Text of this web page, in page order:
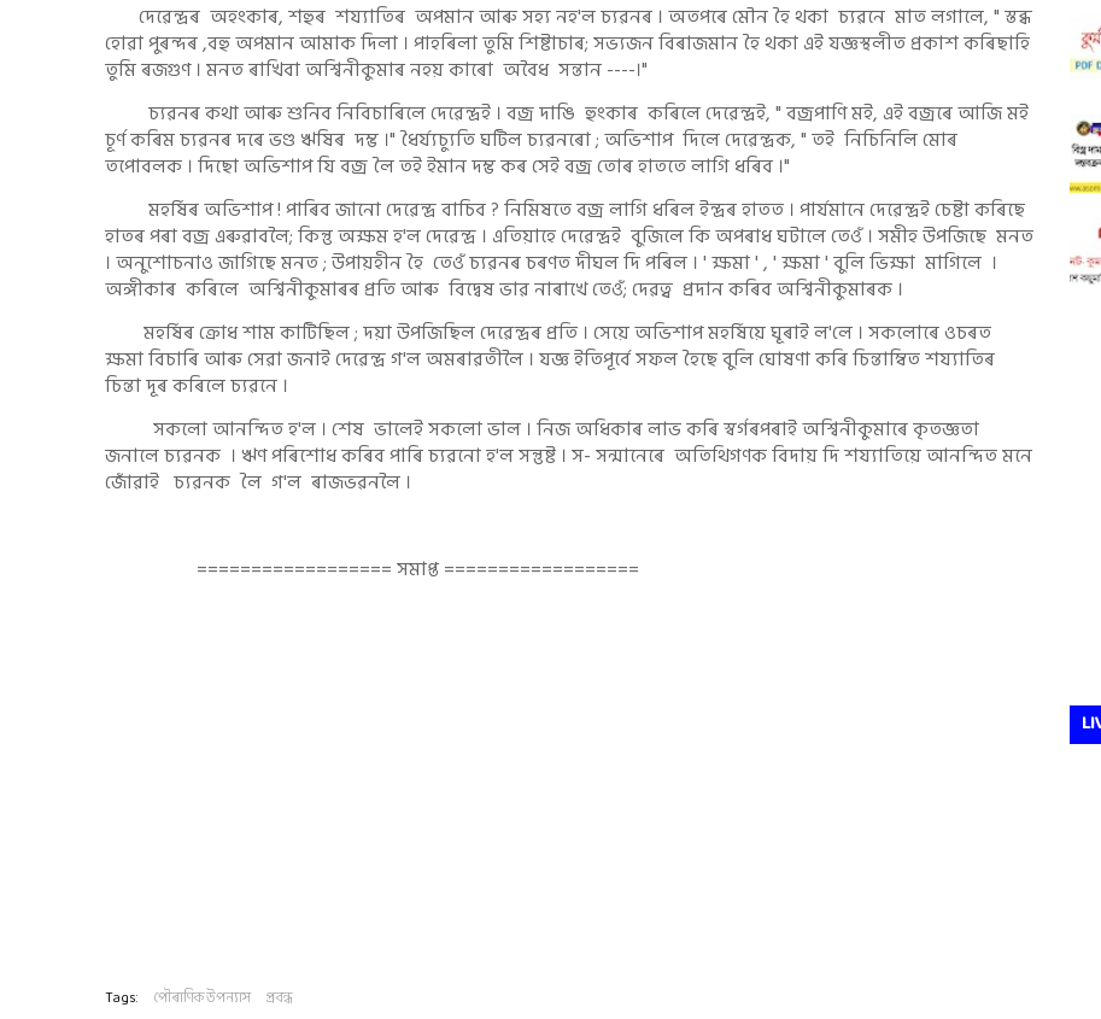
দেৱেন্দ্ৰৰ অহংকাৰ, শহুৰ শয্যাতিৰ অপমান আৰু সহ্য নহ'ল চ্যৱনৰ । অতপৰে মৌন হৈ থকা চ্যৱনে মাত লগালে, " স্তব্ধ
হোৱা পুৰন্দৰ ,বহু অপমান আমাক দিলা । পাহৰিলা তুমি শিষ্টাচাৰ; সভ্যজন বিৰাজমান হৈ থকা এই যজ্ঞস্থলীত প্ৰকাশ কৰিছাহি
তুমি ৰজগুণ । মনত ৰাখিবা অশ্বিনীকুমাৰ নহয় কাৰো অবৈধ সন্তান ----।"
চ্যৱনৰ কথা আৰু শুনিব নিবিচাৰিলে দেৱেন্দ্ৰই । বজ্ৰ দাঙি হুংকাৰ কৰিলে দেৱেন্দ্ৰই, " বজ্ৰপাণি মই, এই বজ্ৰৰে আজি মই
চূৰ্ণ কৰিম চ্যৱনৰ দৰে ভণ্ড ঋষিৰ দম্ভ ।" ধৈৰ্য্যচ্যুতি ঘটিল চ্যৱনৰো ; অভিশাপ দিলে দেৱেন্দ্ৰক, " তই নিচিনিলি মোৰ
তপোবলক । দিছো অভিশাপ যি বজ্ৰ লৈ তই ইমান দম্ভ কৰ সেই বজ্ৰ তোৰ হাততে লাগি ধৰিব ।"
মহৰ্ষিৰ অভিশাপ ! পাৰিব জানো দেৱেন্দ্ৰ বাচিব ? নিমিষতে বজ্ৰ লাগি ধৰিল ইন্দ্ৰৰ হাতত । পাৰ্যমানে দেৱেন্দ্ৰই চেষ্টা কৰিছে
হাতৰ পৰা বজ্ৰ এৰুৱাবলৈ; কিন্তু অক্ষম হ'ল দেৱেন্দ্ৰ । এতিয়াহে দেৱেন্দ্ৰই বুজিলে কি অপৰাধ ঘটালে তেওঁ । সমীহ উপজিছে মনত
। অনুশোচনাও জাগিছে মনত ; উপায়হীন হৈ তেওঁ চ্যৱনৰ চৰণত দীঘল দি পৰিল । ' ক্ষমা ' , ' ক্ষমা ' বুলি ভিক্ষা মাগিলে ।
অঙ্গীকাৰ কৰিলে অশ্বিনীকুমাৰৰ প্ৰতি আৰু বিদ্বেষ ভাৱ নাৰাখে তেওঁ; দেৱত্ব প্ৰদান কৰিব অশ্বিনীকুমাৰক ।
মহৰ্ষিৰ ক্ৰোধ শাম কাটিছিল ; দয়া উপজিছিল দেৱেন্দ্ৰৰ প্ৰতি । সেয়ে অভিশাপ মহৰ্ষিয়ে ঘূৰাই ল'লে । সকলোৰে ওচৰত
ক্ষমা বিচাৰি আৰু সেৱা জনাই দেৱেন্দ্ৰ গ'ল অমৰাৱতীলৈ । যজ্ঞ ইতিপূৰ্বে সফল হৈছে বুলি ঘোষণা কৰি চিন্তাম্বিত শয্যাতিৰ
চিন্তা দূৰ কৰিলে চ্যৱনে ।
সকলো আনন্দিত হ'ল । শেষ ভালেই সকলো ভাল । নিজ অধিকাৰ লাভ কৰি স্বৰ্গৰপৰাই অশ্বিনীকুমাৰে কৃতজ্ঞতা
জনালে চ্যৱনক । ঋণ পৰিশোধ কৰিব পাৰি চ্যৱনো হ'ল সন্তুষ্ট । স- সন্মানেৰে অতিথিগণক বিদায় দি শয্যাতিয়ে আনন্দিত মনে
জোঁৱাই চ্যৱনক লৈ গ'ল ৰাজভৱনলৈ ।
================== সমাপ্ত ==================
Tags: পৌৰাণিক উপন্যাস প্ৰবন্ধ